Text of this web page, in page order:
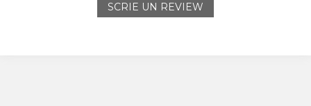
SCRIE UN REVIEW